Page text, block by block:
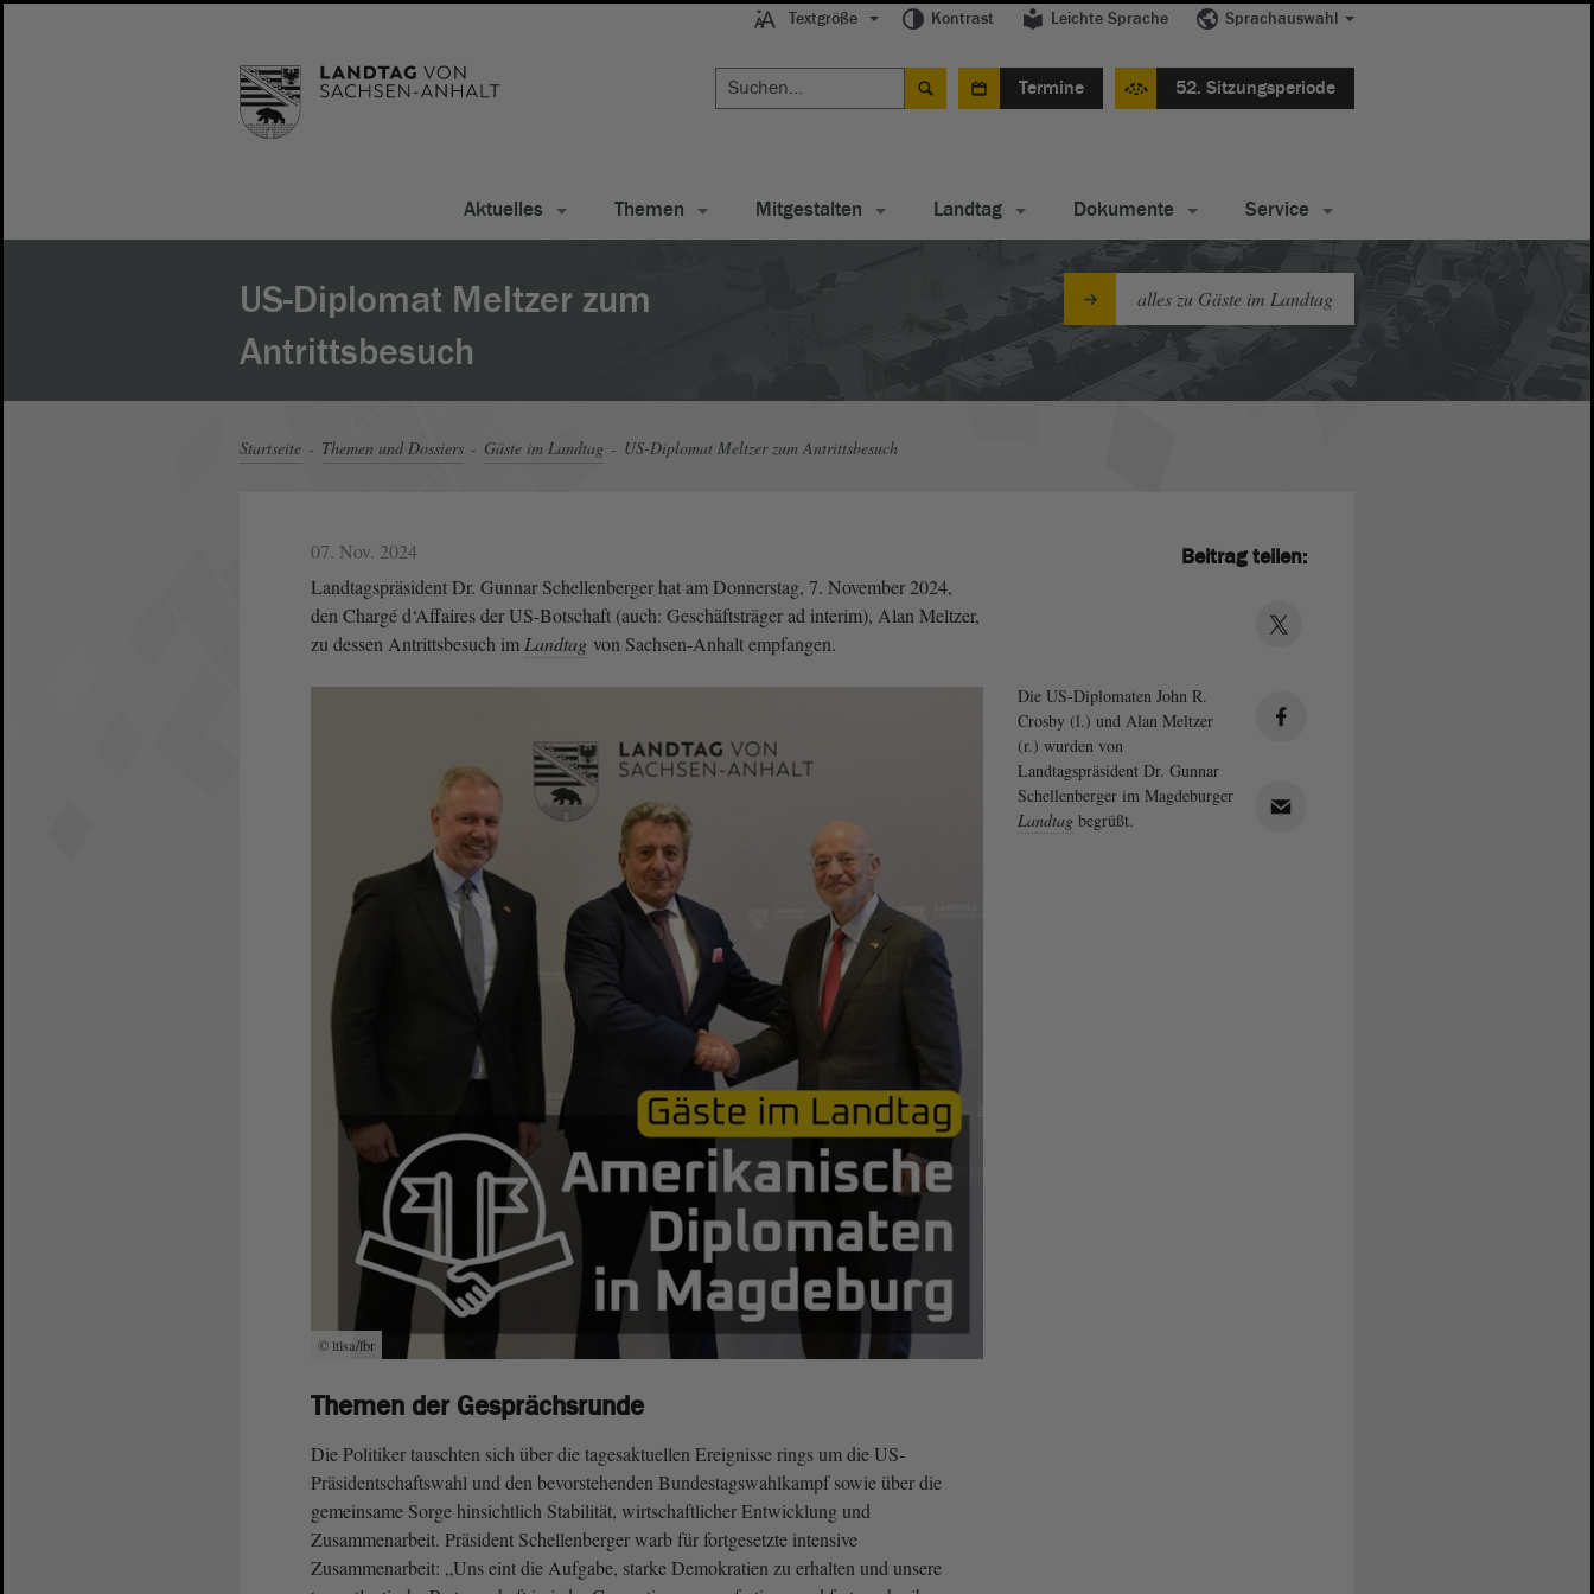
Textgröße Kontrast Leichte Sprache Sprachauswahl
Termine 52. Sitzungsperiode
Aktuelles Themen Mitgestalten Landtag Dokumente Service
US-Diplomat Meltzer zum
Antrittsbesuch
alles zu Gäste im Landtag
Startseite Themen und Dossiers Gäste im Landtag US-Diplomat Meltzer zum Antrittsbesuch
07. Nov. 2024
Landtagspräsident Dr. Gunnar Schellenberger hat am Donnerstag, 7. November 2024,
den Chargé d‘Affaires der US-Botschaft (auch: Geschäftsträger ad interim), Alan Meltzer,
zu dessen Antrittsbesuch im Landtag von Sachsen-Anhalt empfangen.
© ltlsa/lbr
Die US-Diplomaten John R.
Crosby (l.) und Alan Meltzer
(r.) wurden von
Landtagspräsident Dr. Gunnar
Schellenberger im Magdeburger
Landtagbegrüßt.
Themen der Gesprächsrunde
Die Politiker tauschten sich über die tagesaktuellen Ereignisse rings um die US-
Präsidentschaftswahl und den bevorstehenden Bundestagswahlkampf sowie über die
gemeinsame Sorge hinsichtlich Stabilität, wirtschaftlicher Entwicklung und
Zusammenarbeit. Präsident Schellenberger warb für fortgesetzte intensive
Zusammenarbeit: „Uns eint die Aufgabe, starke Demokratien zu erhalten und unsere
Beitrag teilen: